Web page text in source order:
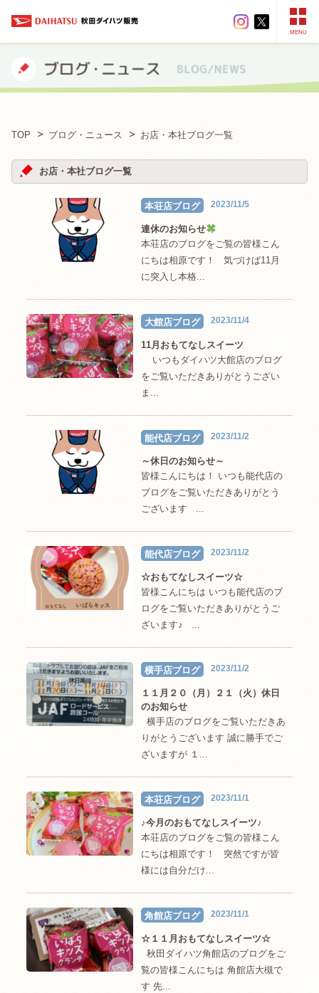
MENU
TOP ブログ・ニュース お店・本社ブログ一覧
お店・本社ブログ一覧
本荘店ブログ 2023/11/5
連休のお知らせ
本荘店のブログをご覧の皆様こん
にちは相原です！ 気づけば11月
に突入し本格...
大館店ブログ 2023/11/4
11月おもてなしスイーツ
いつもダイハツ大館店のブログ
をご覧いただきありがとうござい
ま...
能代店ブログ 2023/11/2
～休日のお知らせ～
皆様こんにちは！ いつも能代店の
ブログをご覧いただきありがとう
ございます ...
能代店ブログ 2023/11/2
☆おもてなしスイーツ☆
皆様こんにちは いつも能代店のブ
ログをご覧いただきありがとうご
ざいます♪ ...
横手店ブログ 2023/11/2
１１月２０（月）２１（火）休日
のお知らせ
横手店のブログをご覧いただきあ
りがとうございます 誠に勝手でご
ざいますが １...
本荘店ブログ 2023/11/1
♪今月のおもてなしスイーツ♪
本荘店のブログをご覧の皆様こん
にちは相原です！ 突然ですが皆
様には自分だけ...
角館店ブログ 2023/11/1
☆１１月おもてなしスイーツ☆
秋田ダイハツ角館店のブログをご
覧の皆様こんにちは 角館店大槻で
す 先...